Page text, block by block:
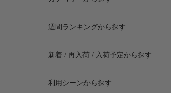
週間ランキングから探す
新着 / 再入荷 / 入荷予定から探す
利用シーンから探す